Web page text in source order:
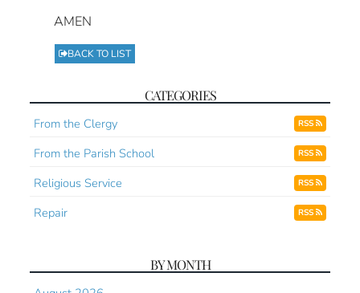
AMEN
BACK TO LIST
CATEGORIES
From the Clergy RSS
From the Parish School RSS
Religious Service RSS
Repair RSS
BY MONTH